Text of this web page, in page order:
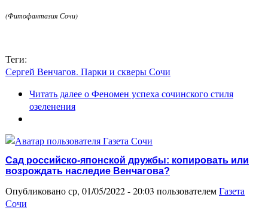
(Фитофантазия Сочи)
Теги:
Сергей Венчагов. Парки и скверы Сочи
Читать далеео Феномен успеха сочинского стиля
озеленения
Сад российско-японской дружбы: копировать или
возрождать наследие Венчагова?
Опубликовано ср, 01/05/2022 - 20:03 пользователемГазета
Сочи